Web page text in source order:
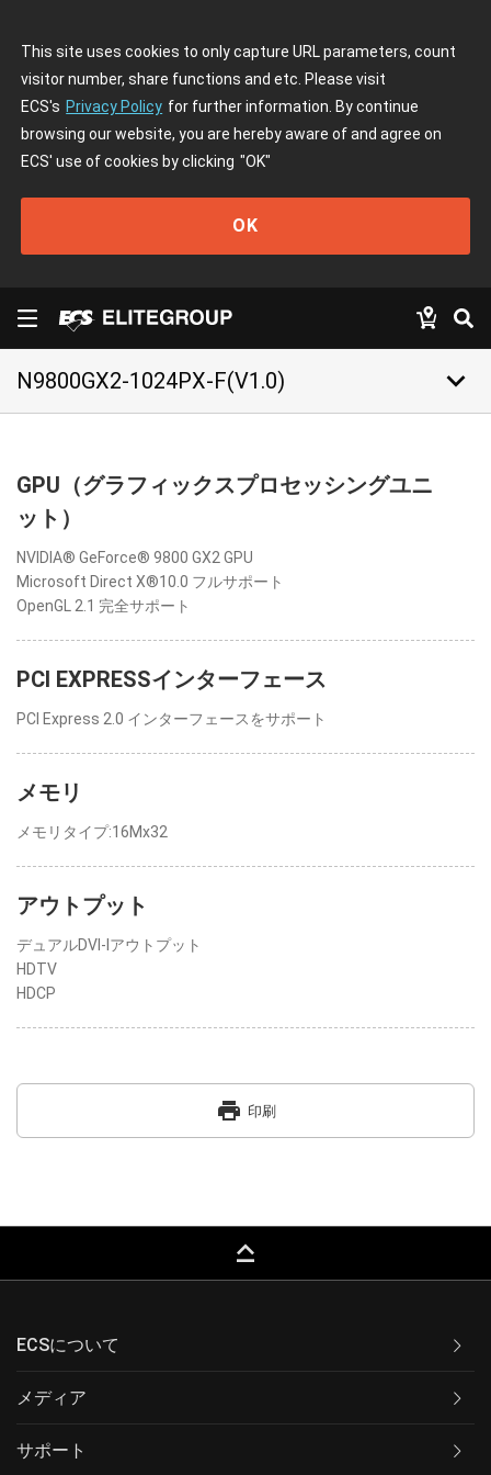
This site uses cookies to only capture URL parameters, count
visitor number, share functions and etc. Please visit
ECS's Privacy Policy for further information. By continue
browsing our website, you are hereby aware of and agree on
ECS' use of cookies by clicking "OK"
OK
N9800GX2-1024PX-F(V1.0) keyboard_arrow_down
GPU（グラフィックスプロセッシングユニ
ット）
NVIDIA® GeForce® 9800 GX2 GPU
Microsoft Direct X®10.0 フルサポート
OpenGL 2.1 完全サポート
PCI EXPRESSインターフェース
PCI Express 2.0 インターフェースをサポート
メモリ
メモリタイプ:16Mx32
アウトプット
デュアルDVI-Iアウトプット
HDTV
HDCP
print 印刷
keyboard_capslock
ECSについて
メディア
サポート